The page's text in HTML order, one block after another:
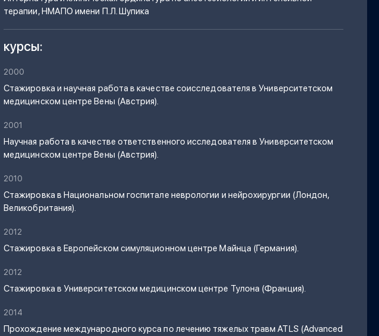
терапии, НМАПО имени П.Л. Шупика
курсы:
2000
Стажировка и научная работа в качестве соисследователя в Университетском
медицинском центре Вены (Австрия).
2001
Научная работа в качестве ответственного исследователя в Университетском
медицинском центре Вены (Австрия).
2010
Стажировка в Национальном госпитале неврологии и нейрохирургии (Лондон,
Великобритания).
2012
Стажировка в Европейском симуляционном центре Майнца (Германия).
2012
Стажировка в Университетском медицинском центре Тулона (Франция).
2014
Прохождение международного курса по лечению тяжелых травм ATLS (Advanced